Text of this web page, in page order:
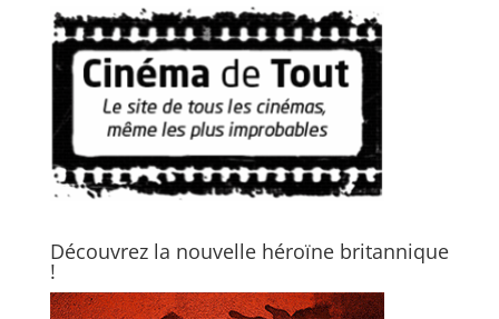
Découvrez la nouvelle héroïne britannique
!